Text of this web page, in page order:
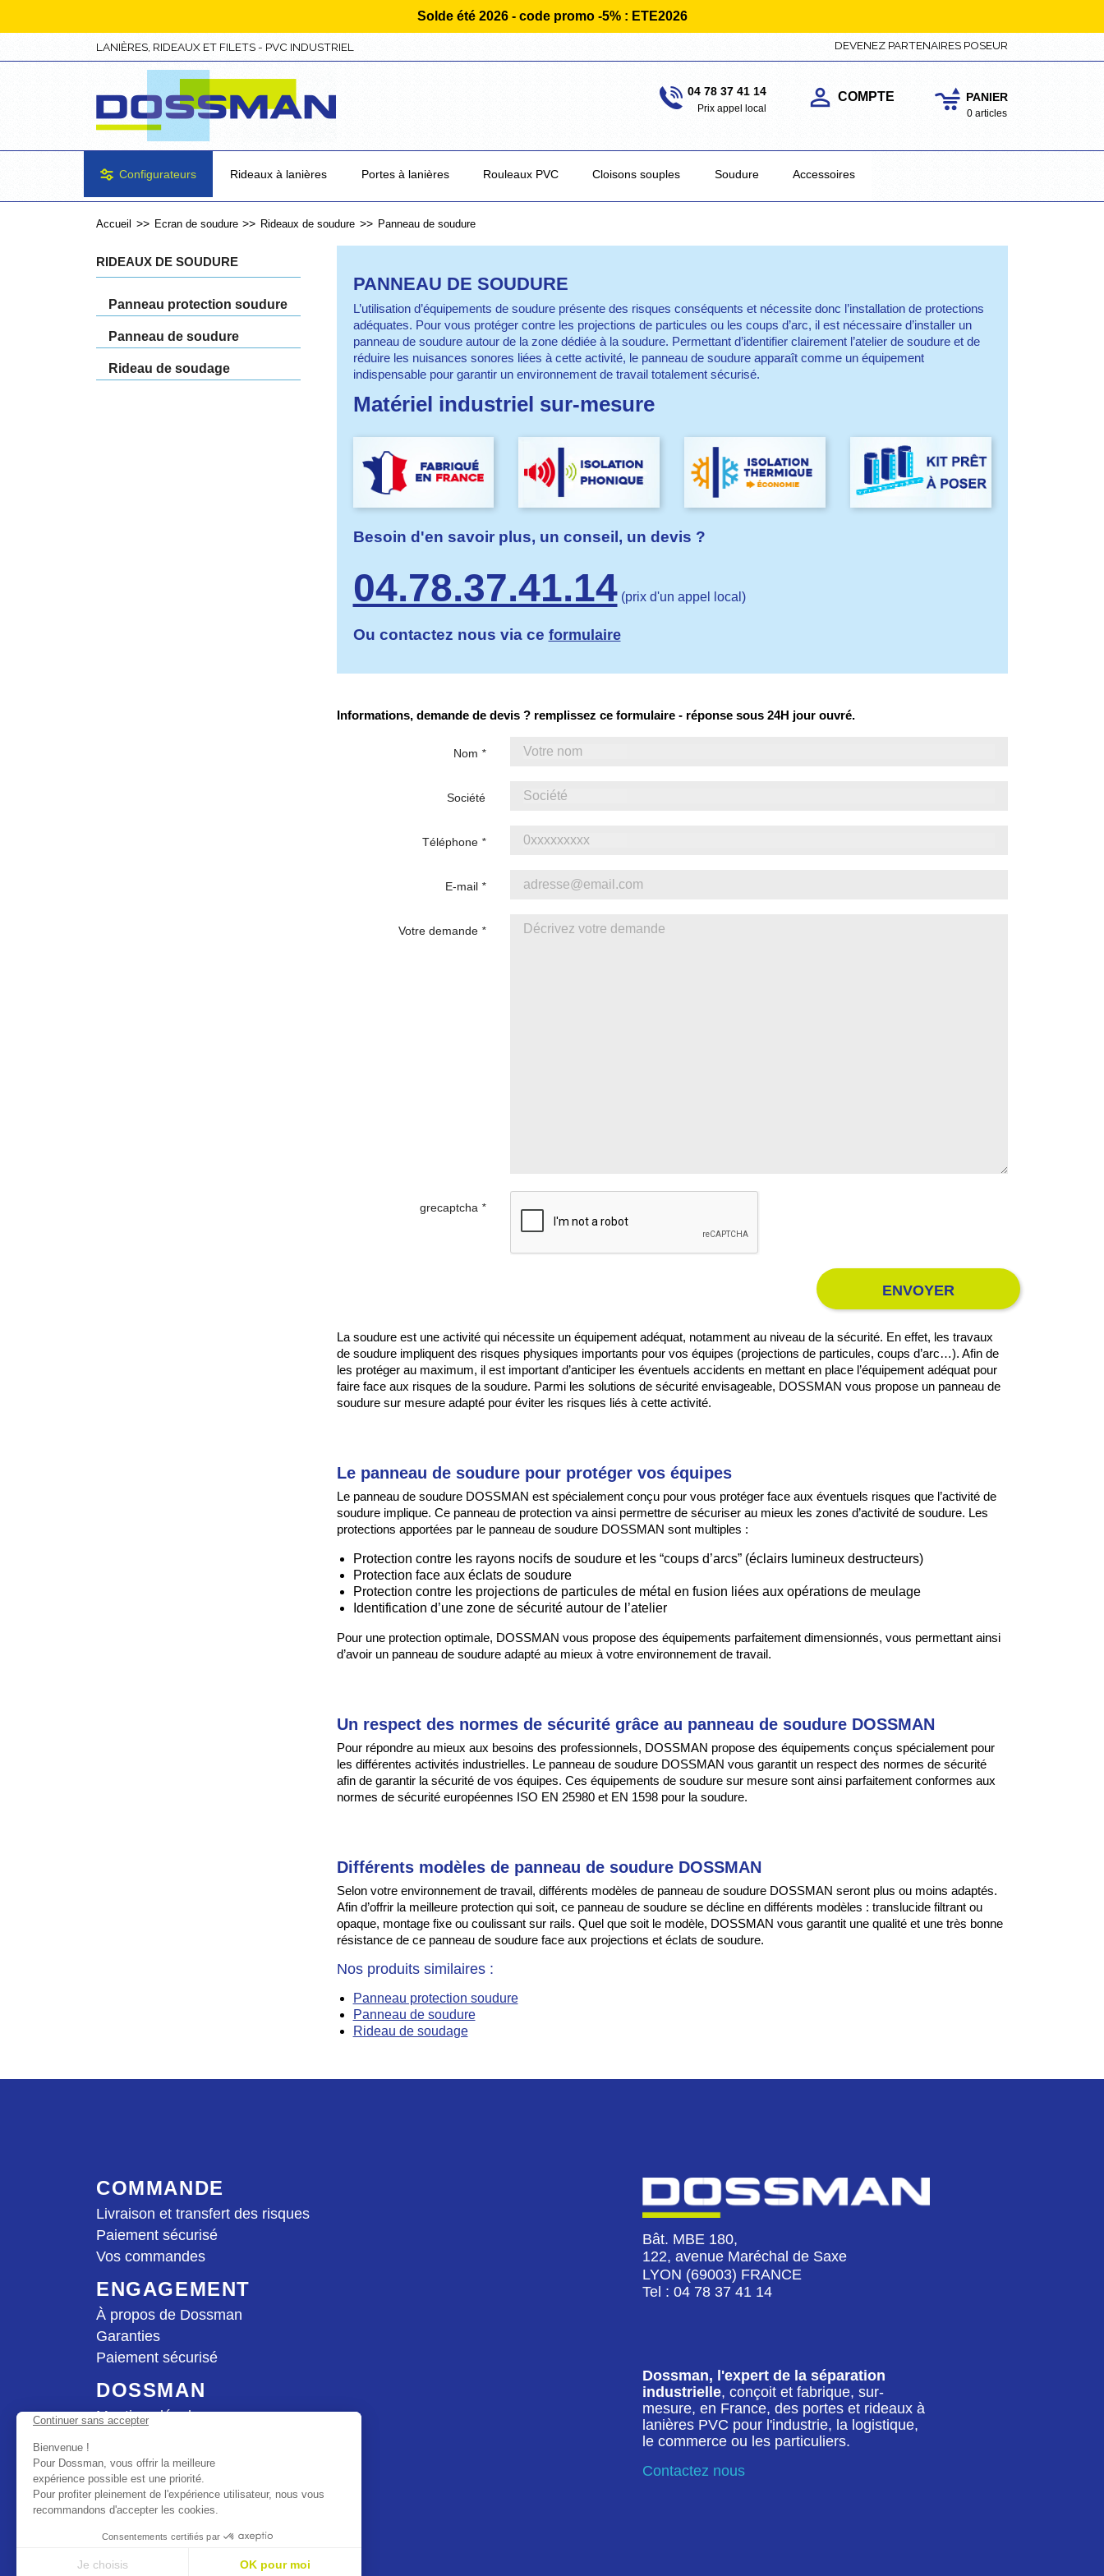
Solde été 2026 - code promo -5% : ETE2026
LANIÈRES, RIDEAUX ET FILETS - PVC INDUSTRIEL DEVENEZ PARTENAIRES POSEUR
04 78 37 41 14
Prix appel local  COMPTE PANIER
0 articles
Configurateurs Rideaux à lanières Portes à lanières Rouleaux PVC Cloisons souples Soudure Accessoires
Accueil Ecran de soudure Rideaux de soudure Panneau de soudure
RIDEAUX DE SOUDURE
Panneau protection soudure
Panneau de soudure
Rideau de soudage
PANNEAU DE SOUDURE
L’utilisation d’équipements de soudure présente des risques conséquents et nécessite donc l’installation de protections
adéquates. Pour vous protéger contre les projections de particules ou les coups d’arc, il est nécessaire d’installer un
panneau de soudure autour de la zone dédiée à la soudure. Permettant d’identifier clairement l’atelier de soudure et de
réduire les nuisances sonores liées à cette activité, le panneau de soudure apparaît comme un équipement
indispensable pour garantir un environnement de travail totalement sécurisé.
Matériel industriel sur-mesure
Besoin d'en savoir plus, un conseil, un devis ?
04.78.37.41.14(prix d'un appel local)
Ou contactez nous via ce formulaire
Informations, demande de devis ? remplissez ce formulaire - réponse sous 24H jour ouvré.
Nom *
Société
Téléphone *
E-mail *
Votre demande *
‎ ‎ ‎ ‎ ‎ ‎ grecaptcha *
ENVOYER
La soudure est une activité qui nécessite un équipement adéquat, notamment au niveau de la sécurité. En effet, les travaux
de soudure impliquent des risques physiques importants pour vos équipes (projections de particules, coups d’arc…). Afin de
les protéger au maximum, il est important d’anticiper les éventuels accidents en mettant en place l’équipement adéquat pour
faire face aux risques de la soudure. Parmi les solutions de sécurité envisageable, DOSSMAN vous propose un panneau de
soudure sur mesure adapté pour éviter les risques liés à cette activité.
Le panneau de soudure pour protéger vos équipes
Le panneau de soudure DOSSMAN est spécialement conçu pour vous protéger face aux éventuels risques que l’activité de
soudure implique. Ce panneau de protection va ainsi permettre de sécuriser au mieux les zones d’activité de soudure. Les
protections apportées par le panneau de soudure DOSSMAN sont multiples :
Protection contre les rayons nocifs de soudure et les “coups d’arcs” (éclairs lumineux destructeurs)
Protection face aux éclats de soudure
Protection contre les projections de particules de métal en fusion liées aux opérations de meulage
Identification d’une zone de sécurité autour de l’atelier
Pour une protection optimale, DOSSMAN vous propose des équipements parfaitement dimensionnés, vous permettant ainsi
d’avoir un panneau de soudure adapté au mieux à votre environnement de travail.
Un respect des normes de sécurité grâce au panneau de soudure DOSSMAN
Pour répondre au mieux aux besoins des professionnels, DOSSMAN propose des équipements conçus spécialement pour
les différentes activités industrielles. Le panneau de soudure DOSSMAN vous garantit un respect des normes de sécurité
afin de garantir la sécurité de vos équipes. Ces équipements de soudure sur mesure sont ainsi parfaitement conformes aux
normes de sécurité européennes ISO EN 25980 et EN 1598 pour la soudure.
Différents modèles de panneau de soudure DOSSMAN
Selon votre environnement de travail, différents modèles de panneau de soudure DOSSMAN seront plus ou moins adaptés.
Afin d’offrir la meilleure protection qui soit, ce panneau de soudure se décline en différents modèles : translucide filtrant ou
opaque, montage fixe ou coulissant sur rails. Quel que soit le modèle, DOSSMAN vous garantit une qualité et une très bonne
résistance de ce panneau de soudure face aux projections et éclats de soudure.
Nos produits similaires :
Panneau protection soudure
Panneau de soudure
Rideau de soudage
COMMANDE
Livraison et transfert des risques
Paiement sécurisé
Vos commandes
ENGAGEMENT
À propos de Dossman
Garanties
Paiement sécurisé
DOSSMAN
Mentions légales
Nous rejoindre
Données personnelles
Nous contacter
Bât. MBE 180,
122, avenue Maréchal de Saxe
LYON (69003) FRANCE
Tel : 04 78 37 41 14
Dossman, l'expert de la séparation
industrielle, conçoit et fabrique, sur-
mesure, en France, des portes et rideaux à
lanières PVC pour l'industrie, la logistique,
le commerce ou les particuliers.
Contactez nous